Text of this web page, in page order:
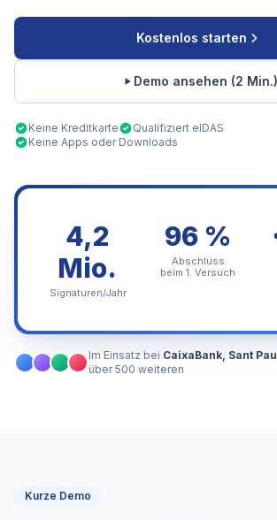
Kostenlos starten
Demo ansehen (2 Min.)
Keine Kreditkarte
Qualifiziert eIDAS
Keine Apps oder Downloads
4,2
Mio.
Signaturen/Jahr
96 %
Abschluss
beim 1. Versuch
Im Einsatz bei CaixaBank, Sant
über 500 weiteren
Kurze Demo